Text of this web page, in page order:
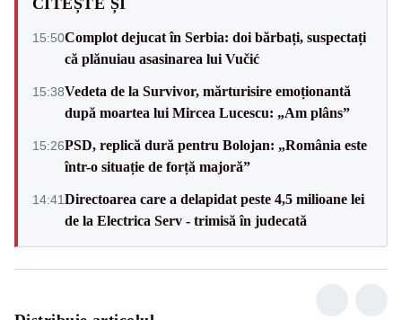
15:50Complot dejucat în Serbia: doi bărbați, suspectați
că plănuiau asasinarea lui Vučić
15:38Vedeta de la Survivor, mărturisire emoționantă
după moartea lui Mircea Lucescu: „Am plâns”
15:26PSD, replică dură pentru Bolojan: „România este
într-o situație de forță majoră”
14:41Directoarea care a delapidat peste 4,5 milioane lei
de la Electrica Serv - trimisă în judecată